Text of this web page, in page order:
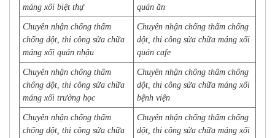
máng xối biệt thự
quán ăn
Chuyên nhận chống thấm
chống dột, thi công sửa chữa
máng xối quán nhậu
Chuyên nhận chống thấm chống
dột, thi công sửa chữa máng xối
quán cafe
Chuyên nhận chống thấm
chống dột, thi công sửa chữa
máng xối trường học
Chuyên nhận chống thấm chống
dột, thi công sửa chữa máng xối
bệnh viện
Chuyên nhận chống thấm
chống dột, thi công sửa chữa
Chuyên nhận chống thấm chống
dột, thi công sửa chữa máng xối